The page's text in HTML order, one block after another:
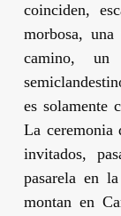
coinciden,
morbosa,
camino, un
es solamente
La ceremonia
invitados,
pasarela en
montan en